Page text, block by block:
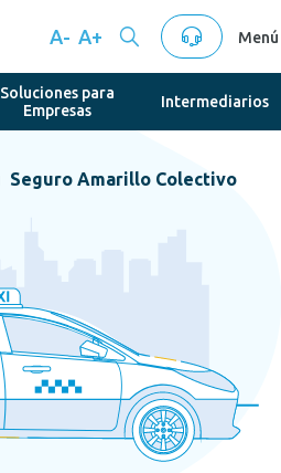
A- A+ Menú
Soluciones para
Empresas
Intermediarios
Seguro Amarillo Colectivo